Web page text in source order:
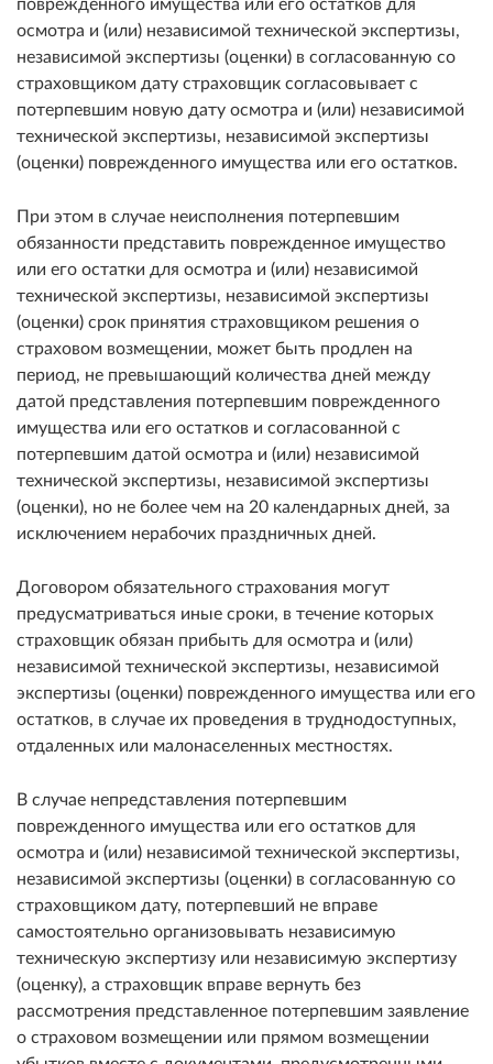
осмотра и (или) независимой технической экспертизы,
независимой экспертизы (оценки) в согласованную со
страховщиком дату страховщик согласовывает с
потерпевшим новую дату осмотра и (или) независимой
технической экспертизы, независимой экспертизы
(оценки) поврежденного имущества или его остатков.
При этом в случае неисполнения потерпевшим
обязанности представить поврежденное имущество
или его остатки для осмотра и (или) независимой
технической экспертизы, независимой экспертизы
(оценки) срок принятия страховщиком решения о
страховом возмещении, может быть продлен на
период, не превышающий количества дней между
датой представления потерпевшим поврежденного
имущества или его остатков и согласованной с
потерпевшим датой осмотра и (или) независимой
технической экспертизы, независимой экспертизы
(оценки), но не более чем на 20 календарных дней, за
исключением нерабочих праздничных дней.
Договором обязательного страхования могут
предусматриваться иные сроки, в течение которых
страховщик обязан прибыть для осмотра и (или)
независимой технической экспертизы, независимой
экспертизы (оценки) поврежденного имущества или его
остатков, в случае их проведения в труднодоступных,
отдаленных или малонаселенных местностях.
В случае непредставления потерпевшим
поврежденного имущества или его остатков для
осмотра и (или) независимой технической экспертизы,
независимой экспертизы (оценки) в согласованную со
страховщиком дату, потерпевший не вправе
самостоятельно организовывать независимую
техническую экспертизу или независимую экспертизу
(оценку), а страховщик вправе вернуть без
рассмотрения представленное потерпевшим заявление
о страховом возмещении или прямом возмещении